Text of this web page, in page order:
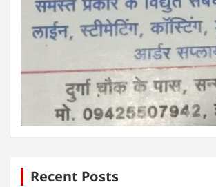
Recent Posts